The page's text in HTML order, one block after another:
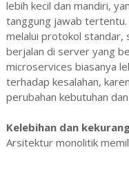
lebih kecil dan mandiri,
tanggung jawab tertentu.
melalui protokol standar,
berjalan di server yang
microservices biasanya
terhadap kesalahan,
perubahan kebutuhan
Kelebihan dan
Arsitektur monolitik